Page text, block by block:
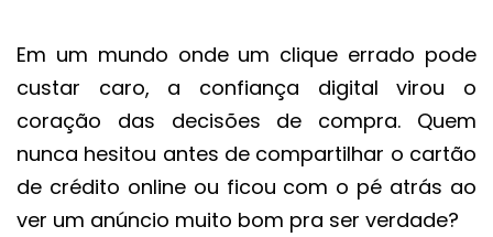
Em um mundo onde um clique errado pode
custar caro, a confiança digital virou o
coração das decisões de compra. Quem
nunca hesitou antes de compartilhar o cartão
de crédito online ou ficou com o pé atrás ao
ver um anúncio muito bom pra ser verdade?